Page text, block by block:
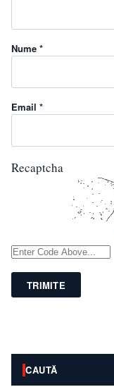
Nume *
Email *
Recaptcha
TRIMITE
CAUTĂ